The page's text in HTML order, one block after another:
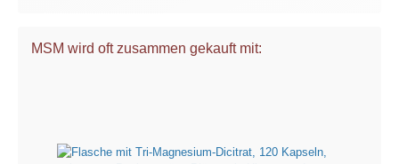
MSM wird oft zusammen gekauft mit: